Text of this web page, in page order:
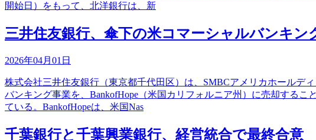
開始日）をもって、北洋銀行は、新
三井住友銀行、傘下の米コマーシャルバンキン
2026年04月01日
株式会社三井住友銀行（東京都千代田区）は、SMBCアメリカホールデ
バンキング事業を、BankofHope（米国カリフォルニア州）に売却する
ている。BankofHopeは、米国Nas
千葉銀行と千葉興業銀行、経営統合で最終合意